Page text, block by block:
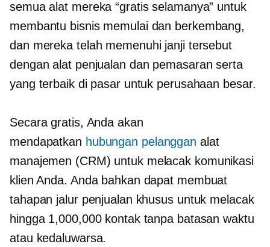
semua alat mereka “gratis selamanya” untuk
membantu bisnis memulai dan berkembang,
dan mereka telah memenuhi janji tersebut
dengan alat penjualan dan pemasaran serta
yang terbaik di pasar untuk perusahaan besar.
Secara gratis, Anda akan
mendapatkan hubungan pelanggan alat
manajemen (CRM) untuk melacak komunikasi
klien Anda. Anda bahkan dapat membuat
tahapan jalur penjualan khusus untuk melacak
hingga 1,000,000 kontak tanpa batasan waktu
atau kedaluwarsa.